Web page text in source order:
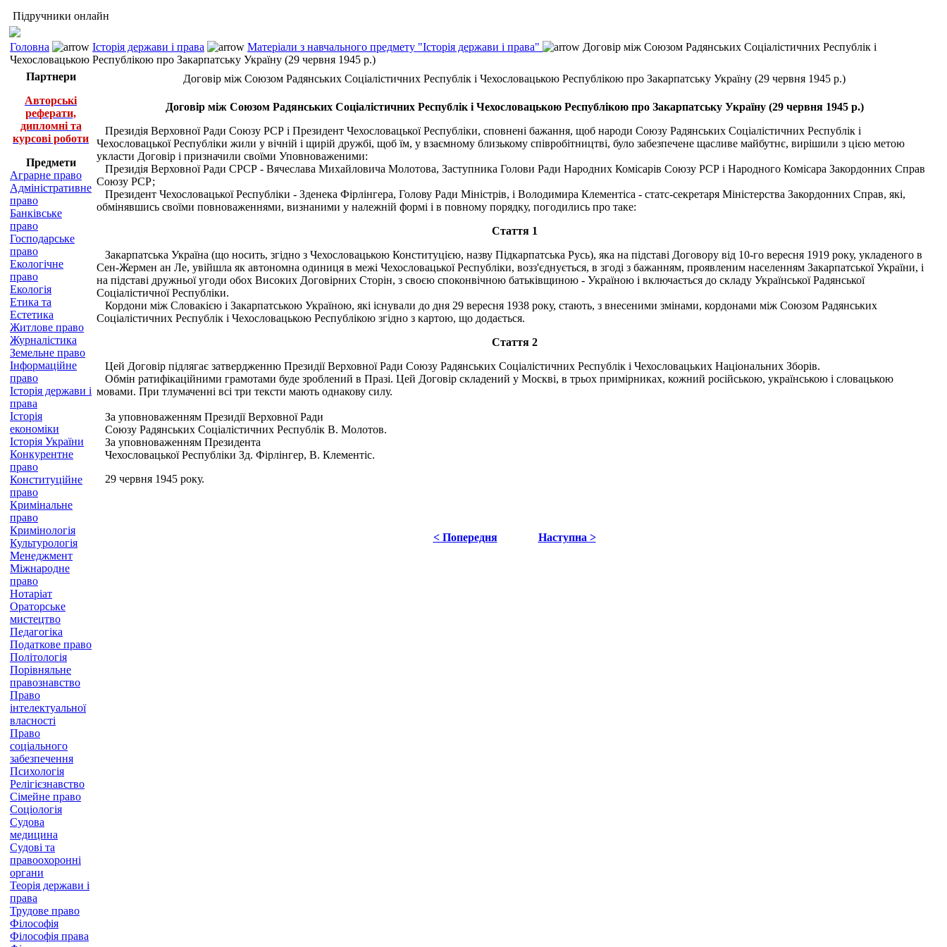
Підручники онлайн
Головна Історія держави і права Матеріали з навчального предмету "Історія держави і права"
Договір між Союзом Радянських Соціалістичних Республік і
Чехословацькою Республікою про Закарпатську Україну (29 червня 1945 р.)
Партнери
Авторські
реферати,
дипломні та
курсові роботи
Предмети
Аграрне право
Адміністративне
право
Банківське
право
Господарське
право
Екологічне
право
Екологія
Етика та
Естетика
Житлове право
Журналістика
Земельне право
Інформаційне
право
Історія держави і
права
Історія
економіки
Історія України
Конкурентне
право
Конституційне
право
Кримінальне
право
Кримінологія
Культурологія
Менеджмент
Міжнародне
право
Нотаріат
Ораторське
мистецтво
Педагогіка
Податкове право
Політологія
Порівняльне
правознавство
Право
інтелектуальної
власності
Право
соціального
забезпечення
Психологія
Релігієзнавство
Сімейне право
Соціологія
Судова
медицина
Судові та
правоохоронні
органи
Теорія держави і
права
Трудове право
Філософія
Філософія права
Договір між Союзом Радянських Соціалістичних Республік і Чехословацькою Республікою про Закарпатську Україну (29 червня 1945 р.)
Договір між Союзом Радянських Соціалістичних Республік і Чехословацькою Республікою про Закарпатську Україну (29 червня 1945 р.)
Президія Верховної Ради Союзу РСР і Президент Чехословацької Республіки, сповнені бажання, щоб народи Союзу Радянських Соціалістичних Республік і
Чехословацької Республіки жили у вічній і щирій дружбі, щоб їм, у взаємному близькому співробітництві, було забезпечене щасливе майбутнє, вирішили з цією метою
укласти Договір і призначили своїми Уповноваженими:
Президія Верховної Ради СРСР - Вячеслава Михайловича Молотова, Заступника Голови Ради Народних Комісарів Союзу РСР і Народного Комісара Закордонних Справ
Союзу РСР;
Президент Чехословацької Республіки - Зденека Фірлінгера, Голову Ради Міністрів, і Володимира Клементіса - статс-секретаря Міністерства Закордонних Справ, які,
обмінявшись своїми повноваженнями, визнаними у належній формі і в повному порядку, погодились про таке:
Стаття 1
Закарпатська Україна (що носить, згідно з Чехословацькою Конституцією, назву Підкарпатська Русь), яка на підставі Договору від 10-го вересня 1919 року, укладеного в
Сен-Жермен ан Ле, увійшла як автономна одиниця в межі Чехословацької Республіки, возз'єднується, в згоді з бажанням, проявленим населенням Закарпатської України, і
на підставі дружньої угоди обох Високих Договірних Сторін, з своєю споконвічною батьківщиною - Україною і включається до складу Української Радянської
Соціалістичної Республіки.
Кордони між Словакією і Закарпатською Україною, які існували до дня 29 вересня 1938 року, стають, з внесеними змінами, кордонами між Союзом Радянських
Соціалістичних Республік і Чехословацькою Республікою згідно з картою, що додається.
Стаття 2
Цей Договір підлягає затвердженню Президії Верховної Ради Союзу Радянських Соціалістичних Республік і Чехословацьких Національних Зборів.
Обмін ратифікаційними грамотами буде зроблений в Празі. Цей Договір складений у Москві, в трьох примірниках, кожний російською, українською і словацькою
мовами. При тлумаченні всі три тексти мають однакову силу.
За уповноваженням Президії Верховної Ради
Союзу Радянських Соціалістичних Республік В. Молотов.
За уповноваженням Президента
Чехословацької Республіки Зд. Фірлінгер, В. Клементіс.
29 червня 1945 року.
< Попередня Наступна >